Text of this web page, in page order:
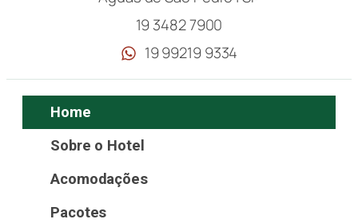
19 3482 7900
19 99219 9334
Home
Sobre o Hotel
Acomodações
Pacotes